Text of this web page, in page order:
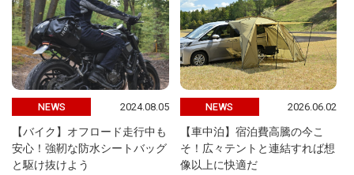
NEWS 2024.08.05
【バイク】オフロード走行中も
安心！強靭な防水シートバッグ
と駆け抜けよう
NEWS 2026.06.02
【車中泊】宿泊費高騰の今こ
そ！広々テントと連結すれば想
像以上に快適だ